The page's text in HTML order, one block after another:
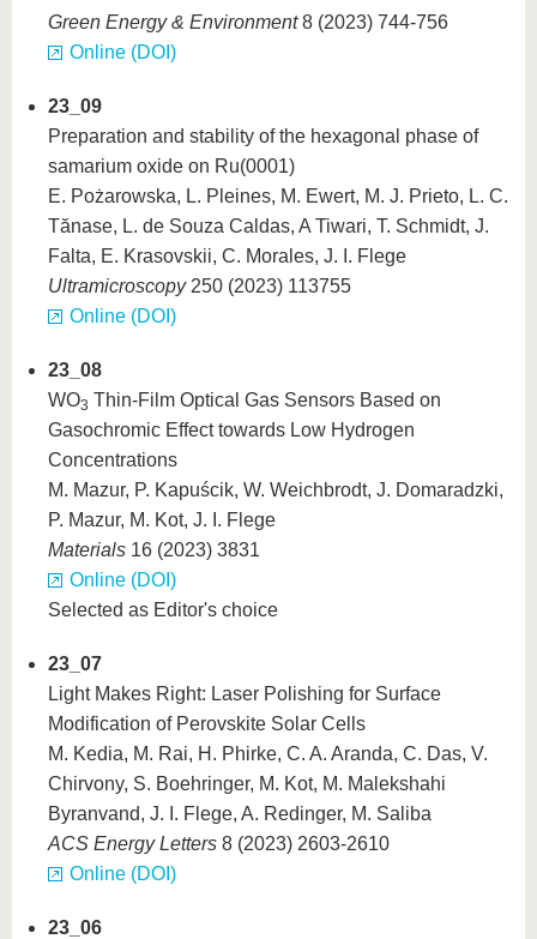
Green Energy & Environment8 (2023) 744-756
Online (DOI)
23_09
Preparation and stability of the hexagonal phase of
samarium oxide on Ru(0001)
E. Pożarowska, L. Pleines, M. Ewert, M. J. Prieto, L. C.
Tănase, L. de Souza Caldas, A Tiwari, T. Schmidt, J.
Falta, E. Krasovskii, C. Morales, J. I. Flege
Ultramicroscopy250 (2023) 113755
Online (DOI)
23_08
WO3 Thin-Film Optical Gas Sensors Based on
Gasochromic Effect towards Low Hydrogen
Concentrations
M. Mazur, P. Kapuścik, W. Weichbrodt, J. Domaradzki,
P. Mazur, M. Kot, J. I. Flege
Materials 16 (2023) 3831
Online (DOI)
Selected as Editor's choice
23_07
Light Makes Right: Laser Polishing for Surface
Modification of Perovskite Solar Cells
M. Kedia, M. Rai, H. Phirke, C. A. Aranda, C. Das, V.
Chirvony, S. Boehringer, M. Kot, M. Malekshahi
Byranvand, J. I. Flege, A. Redinger, M. Saliba
ACS Energy Letters 8 (2023) 2603-2610
Online (DOI)
23_06